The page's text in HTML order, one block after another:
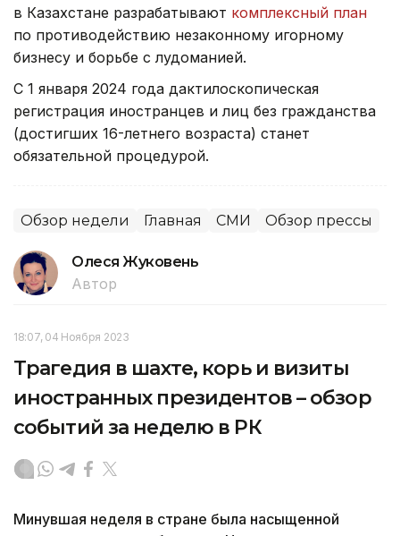
в Казахстане разрабатывают комплексный план
по противодействию незаконному игорному
бизнесу и борьбе с лудоманией.
С 1 января 2024 года дактилоскопическая
регистрация иностранцев и лиц без гражданства
(достигших 16-летнего возраста) станет
обязательной процедурой.
Обзор недели Главная СМИ Обзор прессы
Олеся Жуковень
Автор
18:07, 04 Ноября 2023
Трагедия в шахте, корь и визиты
иностранных президентов – обзор
событий за неделю в РК
Минувшая неделя в стране была насыщенной